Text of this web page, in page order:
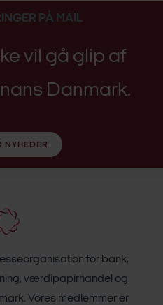
PÅ MAIL
vil gå glip af
Danmark.
NYHEDER
for bank,
værdipapirhandel og
Vores medlemmer er